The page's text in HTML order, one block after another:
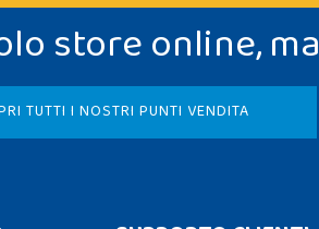
store online, ma
TUTTI I NOSTRI PUNTI VENDITA